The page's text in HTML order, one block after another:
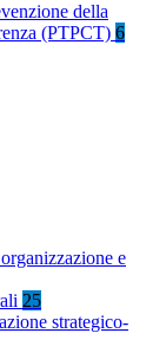
della
(PTPCT) 6
e
25
strategico-